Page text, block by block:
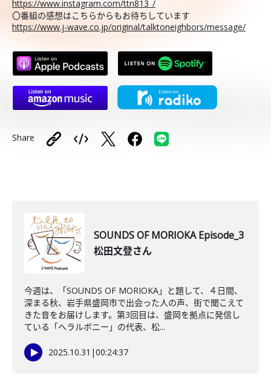
https://www.instagram.com/ttn813_/
〇番組の感想はこちらからもお待ちしています
https://www.j-wave.co.jp/original/talktoneighbors/message/
Share
SOUNDS OF MORIOKA Episode_3
松田文登さん
今週は、「SOUNDS OF MORIOKA」と題して、４日間、
深まる秋、岩手県盛岡市で出会った人の声、街で聞こえて
きた音をお届けします。第3回目は、盛岡を拠点に発信し
ている「へラルボニー」の代表、松...
2025.10.31 |00:24:37